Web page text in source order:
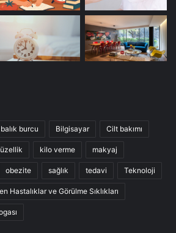
balık burcu Bilgisayar Cilt bakımı
kilo verme makyaj
obezite sağlık tedavi Teknoloji
Hastalıklar ve Görülme Sıklıkları